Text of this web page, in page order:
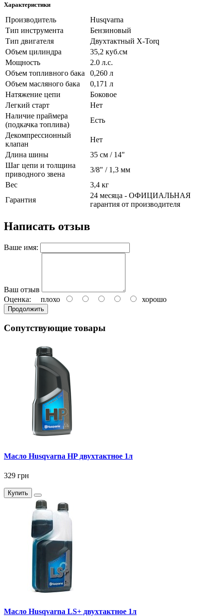
Характеристики
Производитель
Husqvarna
Тип инструмента
Бензиновый
Тип двигателя
Двухтактный X-Torq
Объем цилиндра
35,2 куб.см
Мощность
2.0 л.с.
Объем топливного бака
0,260 л
Объем масляного бака
0,171 л
Натяжение цепи
Боковое
Легкий старт
Нет
Наличие праймера
(подкачка топлива)
Есть
Декомпрессионный
клапан
Нет
Длина шины
35 см / 14"
Шаг цепи и толщина
приводного звена
3/8" / 1,3 мм
Вес
3,4 кг
Гарантия
24 месяца - ОФИЦИАЛЬНАЯ
гарантия от производителя
Написать отзыв
Ваше имя:
Ваш отзыв
Оценка: плохо хорошо
Продолжить
Сопутствующие товары
Масло Husqvarna HP двухтактное 1л
329 грн
Купить
Масло Husqvarna LS+ двухтактное 1л